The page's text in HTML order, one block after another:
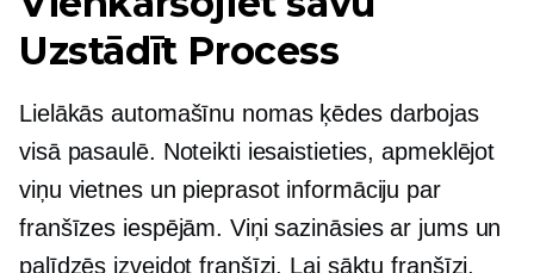
UzstādītProcess
Lielākās automašīnu nomas ķēdes darbojas
visā pasaulē. Noteikti iesaistieties, apmeklējot
viņu vietnes un pieprasot informāciju par
franšīzes iespējām. Viņi sazināsies ar jums un
palīdzēs izveidot franšīzi. Lai sāktu franšīzi,